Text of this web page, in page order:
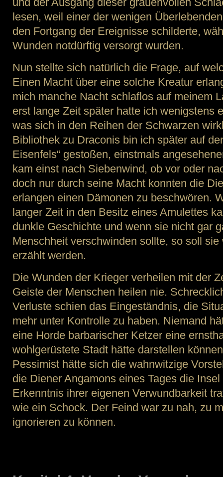
lesen, weil einer der wenigen
den Fortgang der Ereignisse schilderte,
Wunden notdürftig versorgt wurden.
Nun stellte sich natürlich die Frage, auf
Einen Macht über eine solche Kreatur
mich manche Nacht schlaflos auf meinem
erst lange Zeit später hatte ich wenigstens
was sich in den Reihen der Schwarzen
Bibliothek zu Draconis bin ich später auf
Eisenfels“ gestoßen, einstmals
kam einst nach Siebenwind, ob vor oder
doch nur durch seine Macht konnten die
erlangen einen Dämonen zu beschwören.
langer Zeit in den Besitz eines Amulettes
dunkle Geschichte und wenn sie nicht gar
Menschheit verschwinden sollte, so soll
erzählt werden.
Die Wunden der Krieger verheilen mit der
Geiste der Menschen heilen nie.
Verluste schien das Eingeständnis, die
mehr unter Kontrolle zu haben. Niemand
eine Horde barbarischer Ketzer eine
wohlgerüstete Stadt hätte darstellen
Pessimist hätte sich die wahnwitzige
die Diener Angamons eines Tages die
Erkenntnis ihrer eigenen Verwundbarkeit
wie ein Schock. Der Feind war zu nah, zu
ignorieren zu können.